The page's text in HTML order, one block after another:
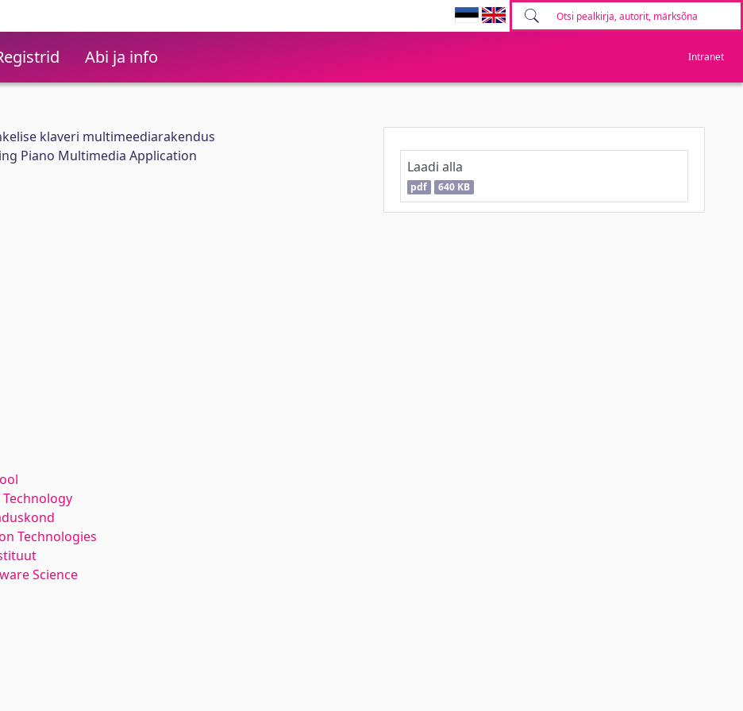
Abi ja info Intranet
klaveri multimeediarakendus
Piano Multimedia Application
Technologies
Science
Laadi alla
pdf 640 KB